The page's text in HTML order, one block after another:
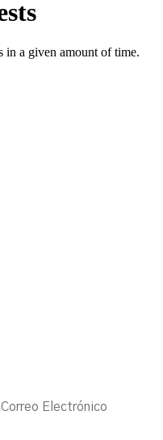
Correo Electrónico